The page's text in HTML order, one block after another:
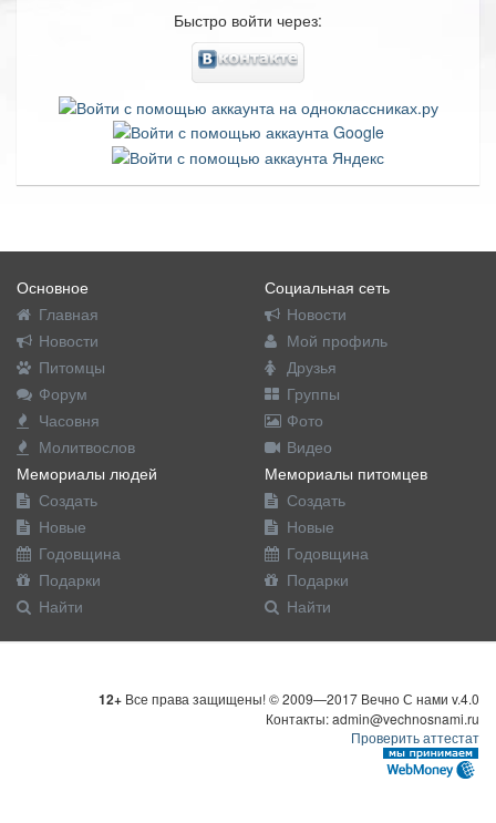
Быстро войти через:
Основное
Главная
Новости
Питомцы
Форум
Часовня
Молитвослов
Социальная сеть
Новости
Мой профиль
Друзья
Группы
Фото
Видео
Мемориалы людей
Создать
Новые
Годовщина
Подарки
Найти
Мемориалы питомцев
Создать
Новые
Годовщина
Подарки
Найти
12+ Все права защищены! © 2009—2017 Вечно С нами v.4.0
Контакты: admin@vechnosnami.ru
Проверить аттестат